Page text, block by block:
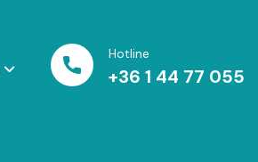
Hotline
+36 1 44 77 055